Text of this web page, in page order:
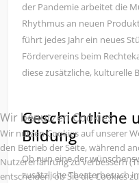
der Pandemie arbeitet die
Rhythmus an neuen
führt jedes Jahr ein neues
Fördervereins beim
diese zusätzliche, kulturelle
Geschichtliche
Bildung
Ob nun eine der
zusätzliche Theaterbesuch
Wir benutzen Cookies
Wir nutzen Cookies auf unserer
den Betrieb der Seite, während
Nutzererfahrung zu verbessern
entscheiden, ob Sie die Cookies